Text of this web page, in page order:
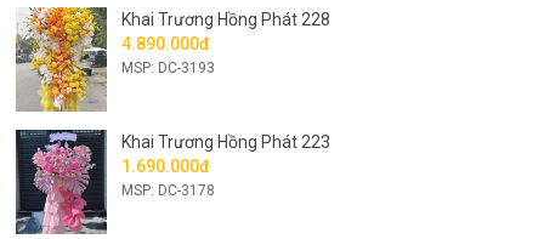
Khai Trương Hồng Phát 228
4.890.000đ
MSP: DC-3193
Khai Trương Hồng Phát 223
1.690.000đ
MSP: DC-3178